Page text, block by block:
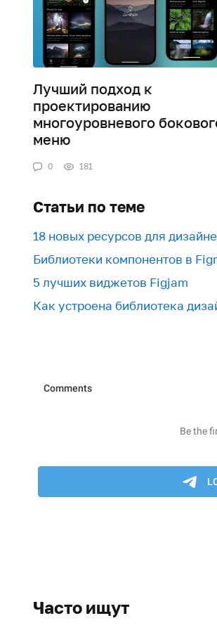
Лучший подход к
проектированию
многоуровневого
меню
0 181
Статьи по теме
18 новых ресурсов для
Библиотеки компонентов в
5 лучших виджетов Figjam
Как устроена библиотека
Часто ищут